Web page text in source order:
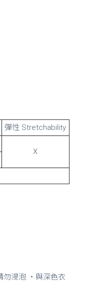
彈性 Stretchability
X
勿浸泡 ・與深色衣